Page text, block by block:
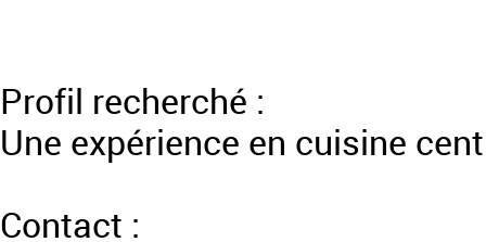
Profil recherché :
Une expérience en cuisine
Contact :